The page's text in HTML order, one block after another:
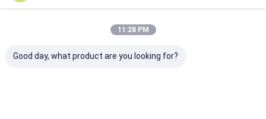
11:28 PM
Good day, what product are you looking for?